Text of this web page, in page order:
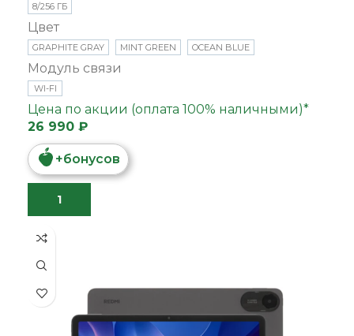
8/256 ГБ
Цвет
GRAPHITE GRAY MINT GREEN OCEAN BLUE
Модуль связи
WI-FI
Цена по акции (оплата 100% наличными)*
26 990 ₽
+бонусов